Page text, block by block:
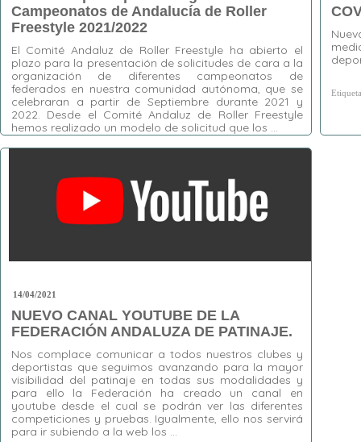
Campeonatos de Andalucía de Roller
Freestyle 2021/2022
El Comité Andaluz de Roller Freestyle ha abierto el
plazo para la presentación de solicitudes de cara a la
organización de diferentes campeonatos de
federados en nuestra comunidad autónoma, que se
celebraran a partir de Septiembre durante 2021 y
2022. Desde el Comité Andaluz de Roller Freestyle
hemos realizado un modelo de solicitud que los …
14/04/2021
NUEVO CANAL YOUTUBE DE LA
FEDERACIÓN ANDALUZA DE PATINAJE.
Nos complace comunicar a todos nuestros clubes y
deportistas que seguimos avanzando para la mayor
visibilidad del patinaje en todas sus modalidades y
para ello la Federación ha creado un canal en
youtube desde el cual se podrán ver las diferentes
competiciones y pruebas. Igualmente, ello nos servirá
para ir subiendo a la web los …